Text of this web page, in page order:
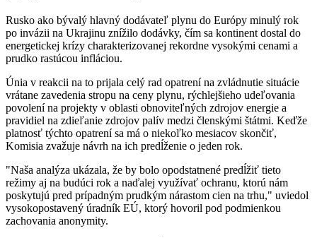
Rusko ako bývalý hlavný dodávateľ plynu do Európy minulý rok
po invázii na Ukrajinu znížilo dodávky, čím sa kontinent dostal do
energetickej krízy charakterizovanej rekordne vysokými cenami a
prudko rastúcou infláciou.
Únia v reakcii na to prijala celý rad opatrení na zvládnutie situácie
vrátane zavedenia stropu na ceny plynu, rýchlejšieho udeľovania
povolení na projekty v oblasti obnoviteľných zdrojov energie a
pravidiel na zdieľanie zdrojov palív medzi členskými štátmi. Keďže
platnosť týchto opatrení sa má o niekoľko mesiacov skončiť,
Komisia zvažuje návrh na ich predĺženie o jeden rok.
"Naša analýza ukázala, že by bolo opodstatnené predĺžiť tieto
režimy aj na budúci rok a naďalej využívať ochranu, ktorú nám
poskytujú pred prípadným prudkým nárastom cien na trhu," uviedol
vysokopostavený úradník EÚ, ktorý hovoril pod podmienkou
zachovania anonymity.